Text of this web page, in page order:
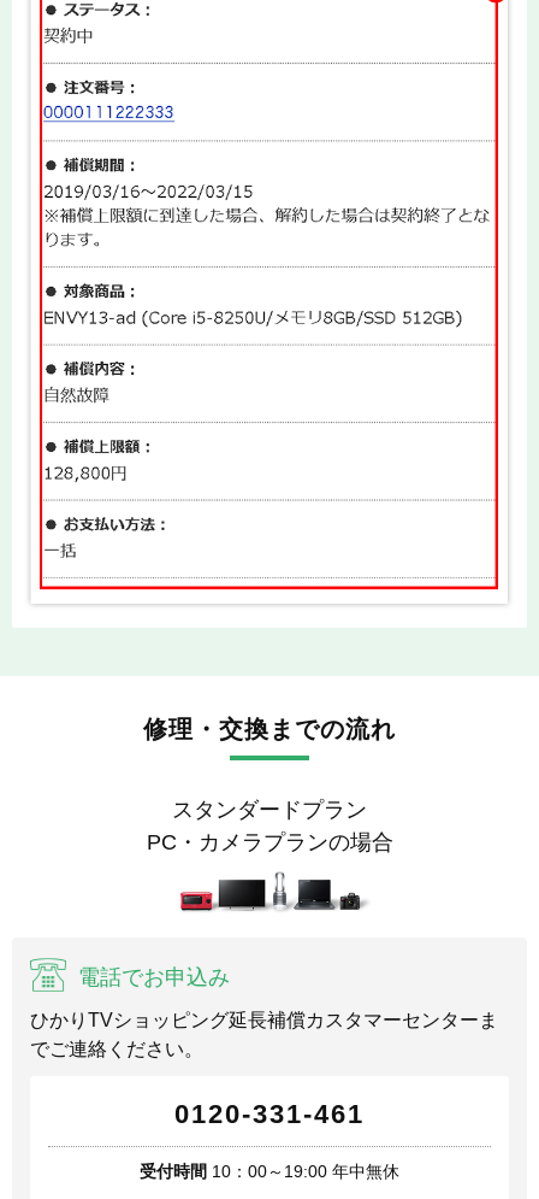
修理・交換までの流れ
スタンダードプラン
PC・カメラプランの場合
電話でお申込み
ひかりTVショッピング延長補償カスタマーセンターま
でご連絡ください。
0120-331-461
受付時間 10：00～19:00 年中無休